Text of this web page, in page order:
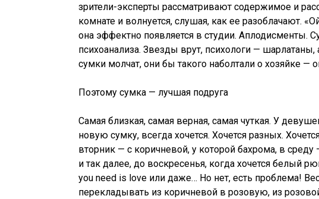
зрители-эксперты рассматривают содержимое и
комнате и волнуется, слушая, как ее разоблачают.
она эффектно появляется в студии. Аплодисменты.
психоанализа. Звезды врут, психологи —
сумки молчат, они бы такого наболтали о хозяйке —
Поэтому сумка — лучшая подруга
Самая близкая, самая верная, самая чуткая. У
новую сумку, всегда хочется. Хочется разных.
вторник — с коричневой, у которой бахрома, в
и так далее, до воскресенья, когда хочется белый
you need is love или даже… Но нет, есть проблема!
перекладывать из коричневой в розовую, из